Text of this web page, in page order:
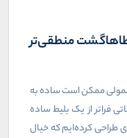
طاهاگشت منطقی‌تر
ممکن است ساده به
فراتر از یک بلیط ساده
طراحی کرده‌ایم که خیال